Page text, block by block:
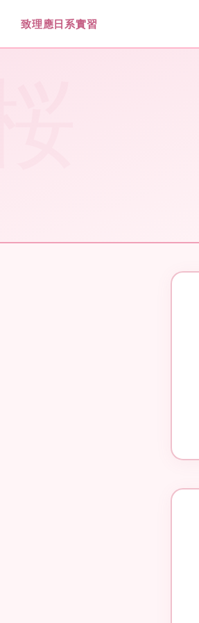
致理應日系實習